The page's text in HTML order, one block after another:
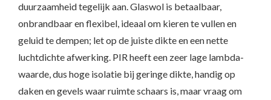
duurzaamheid tegelijk aan. Glaswol is betaalbaar,
onbrandbaar en flexibel, ideaal om kieren te vullen en
geluid te dempen; let op de juiste dikte en een nette
luchtdichte afwerking. PIR heeft een zeer lage lambda-
waarde, dus hoge isolatie bij geringe dikte, handig op
daken en gevels waar ruimte schaars is, maar vraag om